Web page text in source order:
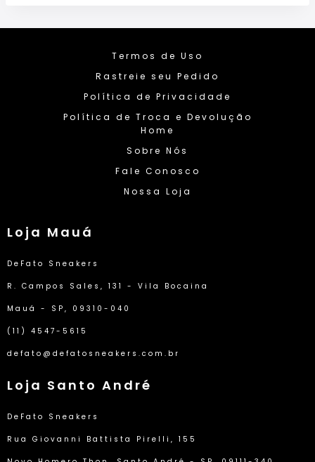
Termos de Uso
Rastreie seu Pedido
Política de Privacidade
Política de Troca e Devolução
Home
Sobre Nós
Fale Conosco
Nossa Loja
Loja Mauá
DeFato Sneakers
R. Campos Sales, 131 - Vila Bocaina
Mauá - SP, 09310-040
(11) 4547-5615
defato@defatosneakers.com.br
Loja Santo André
DeFato Sneakers
Rua Giovanni Battista Pirelli, 155